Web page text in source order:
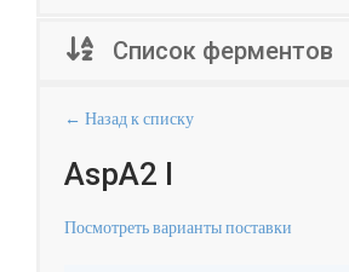
Список ферментов
← Назад к списку
AspA2 I
Посмотреть варианты поставки